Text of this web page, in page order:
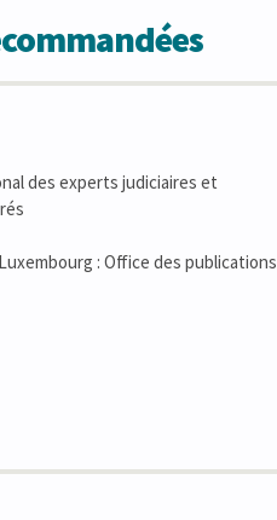
des experts judiciaires et
: Office des publications